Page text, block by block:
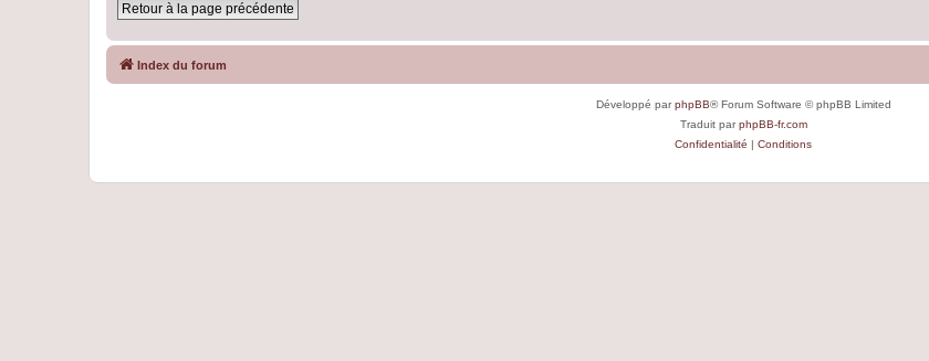
Retour à la page précédente
Index du forum
Développé parphpBB® Forum Software © phpBB Limited
Traduit parphpBB-fr.com
Confidentialité | Conditions